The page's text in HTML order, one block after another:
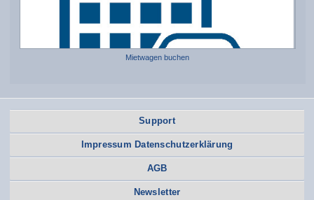
Mietwagen buchen
Support
Impressum Datenschutzerklärung
AGB
Newsletter